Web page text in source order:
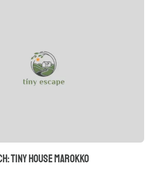
TINY HOUSE MAROKKO